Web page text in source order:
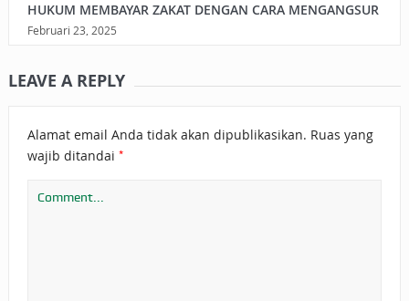
HUKUM MEMBAYAR ZAKAT DENGAN CARA MENGANGSUR
Februari 23, 2025
LEAVE A REPLY
Alamat email Anda tidak akan dipublikasikan. Ruas yang
wajib ditandai *